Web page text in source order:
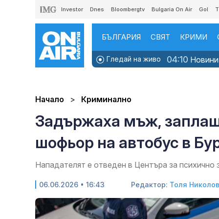
Investor Dnes Bloombergtv Bulgaria On Air Gol
БЪЛГАРИЯ СВЯТ КРИМИ
Гледай на живо 04:10
Начало Криминално
Задържаха мъж,
шофьор на автобус в
Нападателят е отведен в Центъра за психично
06.06.2026 • 16:43 Редактор: Толя